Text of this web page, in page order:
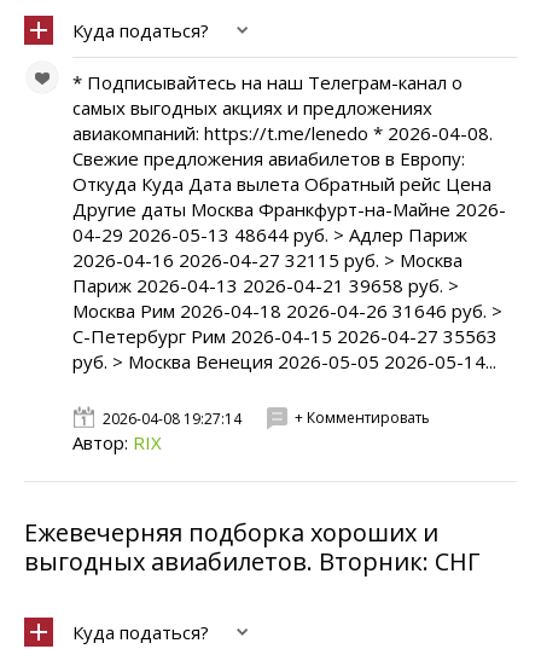
Куда податься?
* Подписывайтесь на наш Телеграм-канал о
самых выгодных акциях и предложениях
авиакомпаний: https://t.me/lenedo * 2026-04-08.
Свежие предложения авиабилетов в Европу:
Откуда Куда Дата вылета Обратный рейс Цена
Другие даты Москва Франкфурт-на-Майне 2026-
04-29 2026-05-13 48644 руб. > Адлер Париж
2026-04-16 2026-04-27 32115 руб. > Москва
Париж 2026-04-13 2026-04-21 39658 руб. >
Москва Рим 2026-04-18 2026-04-26 31646 руб. >
С-Петербург Рим 2026-04-15 2026-04-27 35563
руб. > Москва Венеция 2026-05-05 2026-05-14...
2026-04-08 19:27:14 + Комментировать
Автор: RIX
Ежевечерняя подборка хороших и
выгодных авиабилетов. Вторник: СНГ
Куда податься?